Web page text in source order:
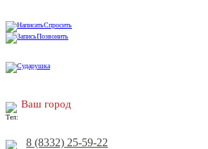
Спросить
Позвонить
Ваш город
8 (8332) 25-59-22